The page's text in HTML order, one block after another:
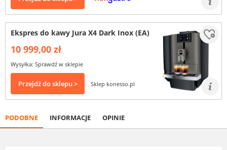
Ekspres do kawy Jura X4 Dark Inox (EA)
10 999,00 zł
Wysyłka: Sprawdź w sklepie
Przejdź do sklepu > Sklep konesso.pl
PODOBNE INFORMACJE OPINIE